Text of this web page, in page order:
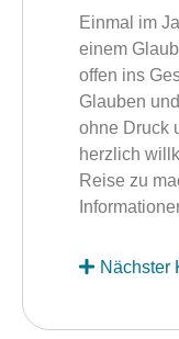
Einmal im
einem
offen ins
Glauben
ohne Druck
herzlich
Reise zu
Nächster